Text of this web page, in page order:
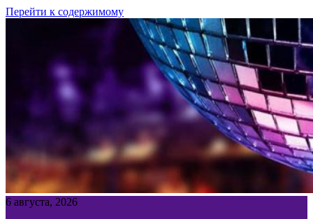
Перейти к содержимому
6 августа, 2026